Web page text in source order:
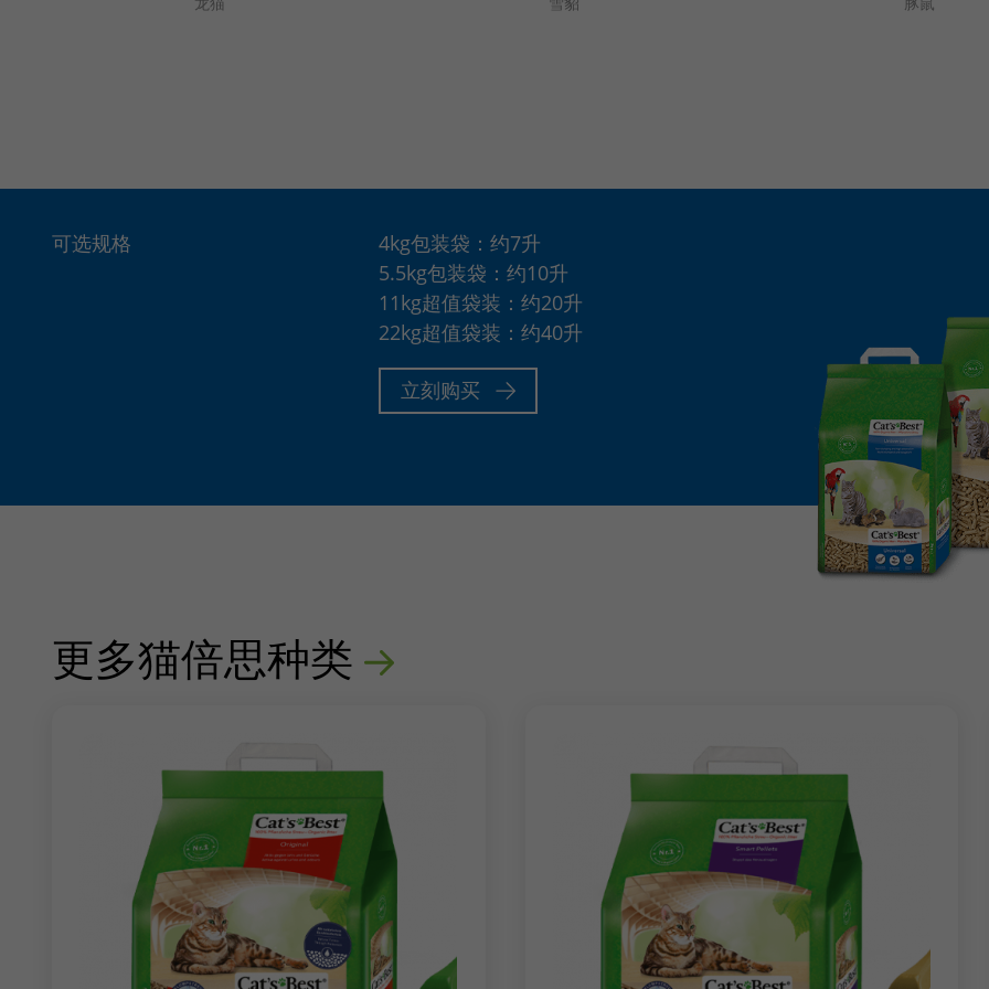
可选规格
4kg包装袋：约7升
5.5kg包装袋：约10升
11kg超值袋装：约20升
22kg超值袋装：约40升
立刻购买
更多猫倍思种类